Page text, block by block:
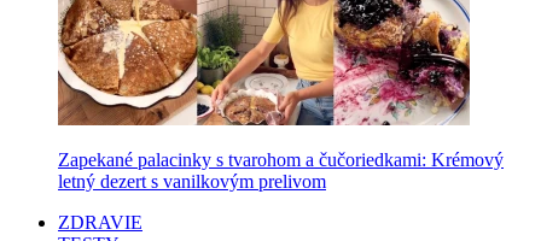
Zapekané palacinky s tvarohom a čučoriedkami: Krémový
letný dezert s vanilkovým prelivom
ZDRAVIE